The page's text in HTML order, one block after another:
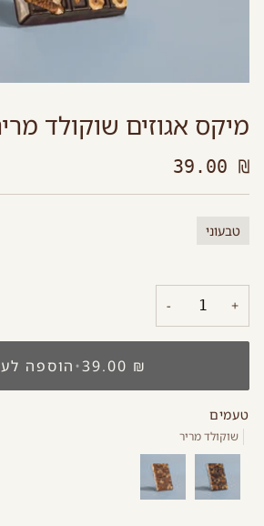
מיקס אגוזים שוקולד מריר
₪ 39.00
טבעוני
− +
הוספה• ₪ 39.00
טעמים
שוקולד מריר